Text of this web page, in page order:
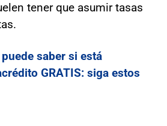
tener que asumir tasas
saber si está
GRATIS: siga estos